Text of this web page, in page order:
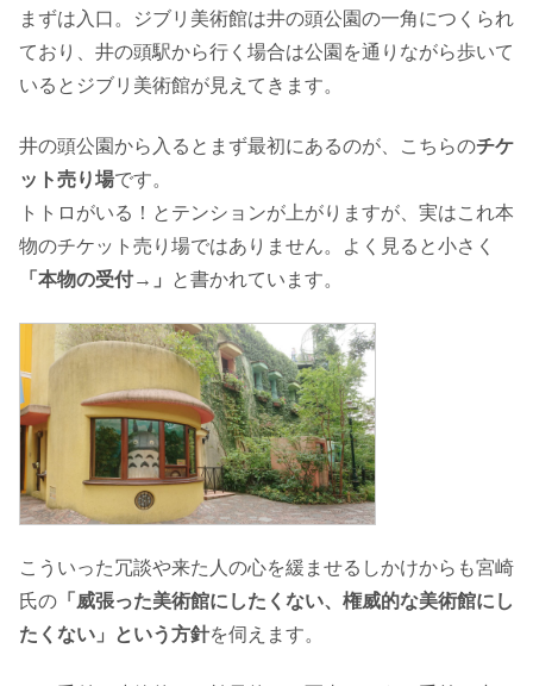
まずは入口。ジブリ美術館は井の頭公園の一角につくられ
ており、井の頭駅から行く場合は公園を通りながら歩いて
いるとジブリ美術館が見えてきます。
井の頭公園から入るとまず最初にあるのが、こちらのチケ
ット売り場です。
トトロがいる！とテンションが上がりますが、実はこれ本
物のチケット売り場ではありません。よく見ると小さく
「本物の受付→」
と書かれています。
こういった冗談や来た人の心を緩ませるしかけからも宮崎
氏の 「威張った美術館にしたくない、権威的な美術館にし
たくない」という方針を伺えます。